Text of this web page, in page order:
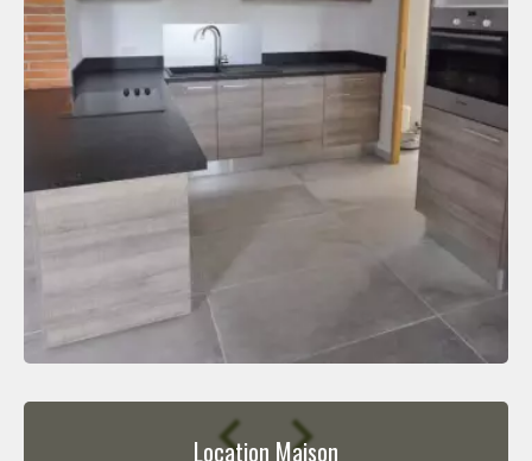
Location Maison